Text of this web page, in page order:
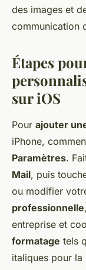
des images et
communication
Étapes
sur iOS
Pour ajouter
iPhone,
Paramètres.
Mail, puis
ou modifier
professionnelle
entreprise et
formatage tels
italiques pour la